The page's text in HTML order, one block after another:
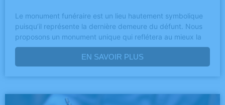
Le monument funéraire est un lieu hautement symbolique
puisqu’il représente la dernière demeure du défunt. Nous
proposons un monument unique qui reflétera au mieux la
EN SAVOIR PLUS